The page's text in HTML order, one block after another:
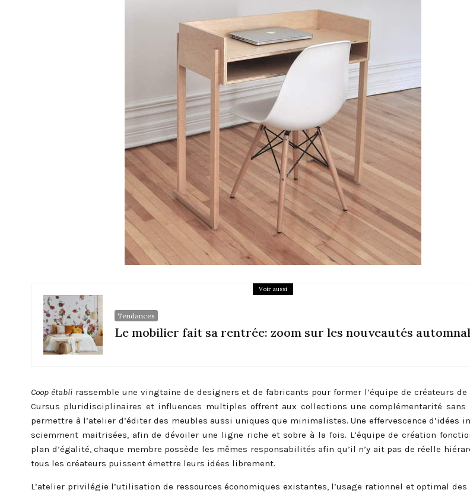
Voir aussi
Tendances
Le mobilier fait sa rentrée: zoom sur les nouveautés
Coop établirassemble une vingtaine de designers et de fabricants pour former l’équipe de créateurs de
Cursus pluridisciplinaires et influences multiples offrent aux collections une complémentarité sans
permettre à l’atelier d’éditer des meubles aussi uniques que minimalistes. Une effervescence d’idées
sciemment maitrisées, afin de dévoiler une ligne riche et sobre à la fois. L’équipe de création
plan d’égalité, chaque membre possède les mêmes responsabilités afin qu’il n’y ait pas de réelle
tous les créateurs puissent émettre leurs idées librement.
L’atelier privilégie l’utilisation de ressources économiques existantes, l’usage rationnel et optimal des